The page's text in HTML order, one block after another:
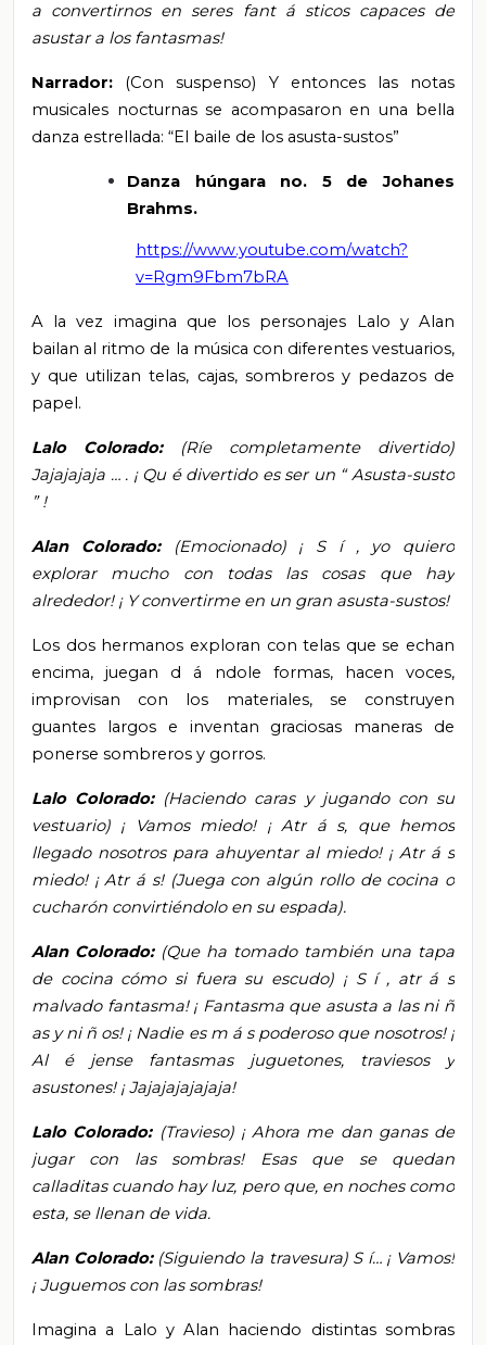
a convertirnos en seres fant á sticos capaces de
asustar a los fantasmas!
Narrador: (Con suspenso) Y entonces las notas
musicales nocturnas se acompasaron en una bella
danza estrellada: “El baile de los asusta-sustos”
Danza húngara no. 5 de Johanes
Brahms.
https://www.youtube.com/watch?
v=Rgm9Fbm7bRA
A la vez imagina que los personajes Lalo y Alan
bailan al ritmo de la música con diferentes vestuarios,
y que utilizan telas, cajas, sombreros y pedazos de
papel.
Lalo Colorado:
(Ríe completamente divertido)
Jajajajaja … . ¡ Qu é divertido es ser un “Asusta-susto
”!
Alan Colorado: (Emocionado) ¡ S í , yo quiero
explorar mucho con todas las cosas que hay
alrededor! ¡ Y convertirme en un gran asusta-sustos!
Los dos hermanos exploran con telas que se echan
encima, juegan d á ndole formas, hacen voces,
improvisan con los materiales, se construyen
guantes largos e inventan graciosas maneras de
ponerse sombreros y gorros.
Lalo Colorado: (Haciendo caras y jugando con su
vestuario) ¡ Vamos miedo! ¡Atr ás, que hemos
llegado nosotros para ahuyentar al miedo! ¡ Atr á s
miedo! ¡Atr á s! (Juega con algún rollo de cocina o
cucharón convirtiéndolo en su espada).
Alan Colorado: (Que ha tomado también una tapa
de cocina cómo si fuera su escudo) ¡ S í , atr ás
malvado fantasma! ¡ Fantasma que asusta a las ni ñ
as y niñ os! ¡ Nadie es m á s poderoso que nosotros! ¡
Al é jense fantasmas juguetones, traviesos y
asustones! ¡Jajajajajajaja!
Lalo Colorado: (Travieso) ¡ Ahora me dan ganas de
jugar con las sombras! Esas que se quedan
calladitas cuando hay luz, pero que, en noches como
esta, se llenan de vida.
Alan Colorado: (Siguiendo la travesura) S í… ¡ Vamos!
¡Juguemos con las sombras!
Imagina a Lalo y Alan haciendo distintas sombras